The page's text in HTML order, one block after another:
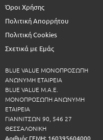
Όροι Χρήσης
Πολιτική Απορρήτου
Πολιτική Cookies
Σχετικά με Εμάς
BLUE VALUE ΜΟΝΟΠΡΟΣΩΠΗ
ΑΝΩΝΥΜΗ ΕΤΑΙΡΕΙΑ
BLUE VALUE Μ.Α.Ε.
ΜΟΝΟΠΡΟΣΩΠΗ ΑΝΩΝΥΜΗ
ΕΤΑΙΡΕΙΑ
ΓΙΑΝΝΙΤΣΩΝ 90, 546 27
ΘΕΣΣΑΛΟΝΙΚΗ
Αριθμός ΓΕΜΗ: 160395604000